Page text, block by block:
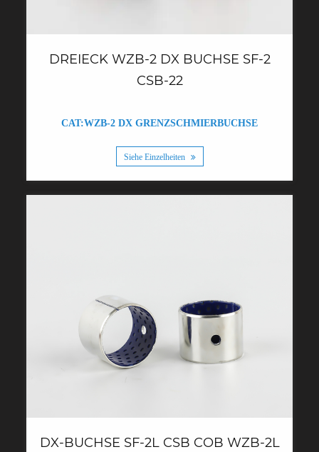
DREIECK WZB-2 DX BUCHSE SF-2
CSB-22
CAT:WZB-2 DX GRENZSCHMIERBUCHSE
Siehe Einzelheiten
DX-BUCHSE SF-2L CSB COB WZB-2L